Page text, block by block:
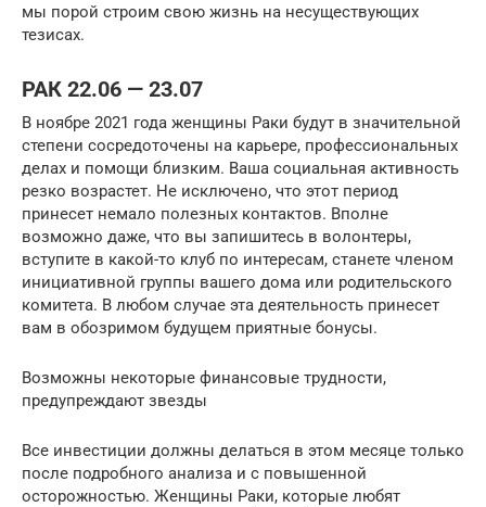
мы порой строим свою жизнь на несуществующих
тезисах.
РАК 22.06 — 23.07
В ноябре 2021 года женщины Раки будут в значительной
степени сосредоточены на карьере, профессиональных
делах и помощи близким. Ваша социальная активность
резко возрастет. Не исключено, что этот период
принесет немало полезных контактов. Вполне
возможно даже, что вы запишитесь в волонтеры,
вступите в какой-то клуб по интересам, станете членом
инициативной группы вашего дома или родительского
комитета. В любом случае эта деятельность принесет
вам в обозримом будущем приятные бонусы.
Возможны некоторые финансовые трудности,
предупреждают звезды
Все инвестиции должны делаться в этом месяце только
после подробного анализа и с повышенной
осторожностью. Женщины Раки, которые любят